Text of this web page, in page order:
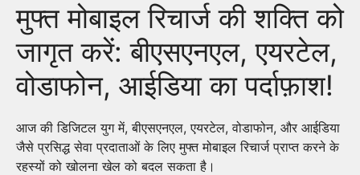
मुफ्त मोबाइल रिचार्ज की शक्ति को
जागृत करें: बीएसएनएल, एयरटेल,
वोडाफोन, आईडिया का पर्दाफ़ाश!
आज की डिजिटल युग में, बीएसएनएल, एयरटेल, वोडाफोन, और आईडिया
जैसे प्रसिद्ध सेवा प्रदाताओं के लिए मुफ्त मोबाइल रिचार्ज प्राप्त करने के
रहस्यों को खोलना खेल को बदल सकता है।